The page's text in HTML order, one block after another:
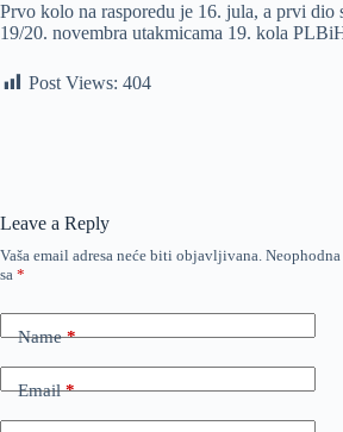
Prvo kolo na rasporedu je 16. jula, a prvi dio
19/20. novembra utakmicama 19. kola
Post Views: 404
Leave a Reply
Vaša email adresa neće biti objavljivana.
sa *
Name*
Email*